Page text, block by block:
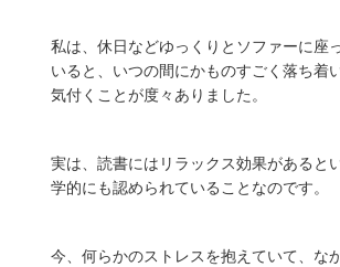
私は、休日などゆっくりとソファーに座
いると、いつの間にかものすごく落ち着
気付くことが度々ありました。
実は、 読書にはリラックス効果があると
学的にも認められていることなのです。
今、何らかのストレスを抱えていて、な